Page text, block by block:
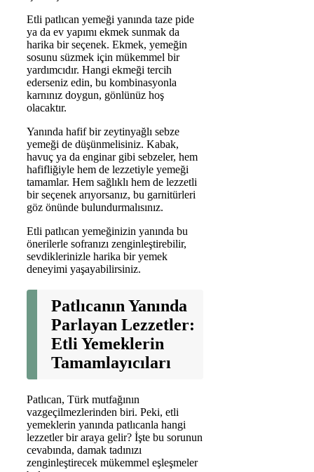
Etli patlıcan yemeği yanında taze pide
ya da ev yapımı ekmek sunmak da
harika bir seçenek. Ekmek, yemeğin
sosunu süzmek için mükemmel bir
yardımcıdır. Hangi ekmeği tercih
ederseniz edin, bu kombinasyonla
karnınız doygun, gönlünüz hoş
olacaktır.
Yanında hafif bir zeytinyağlı sebze
yemeği de düşünmelisiniz. Kabak,
havuç ya da enginar gibi sebzeler, hem
hafifliğiyle hem de lezzetiyle yemeği
tamamlar. Hem sağlıklı hem de lezzetli
bir seçenek arıyorsanız, bu garnitürleri
göz önünde bulundurmalısınız.
Etli patlıcan yemeğinizin yanında bu
önerilerle sofranızı zenginleştirebilir,
sevdiklerinizle harika bir yemek
deneyimi yaşayabilirsiniz.
Patlıcanın Yanında
Parlayan Lezzetler:
Etli Yemeklerin
Tamamlayıcıları
Patlıcan, Türk mutfağının
vazgeçilmezlerinden biri. Peki, etli
yemeklerin yanında patlıcanla hangi
lezzetler bir araya gelir? İşte bu sorunun
cevabında, damak tadınızı
zenginleştirecek mükemmel eşleşmeler